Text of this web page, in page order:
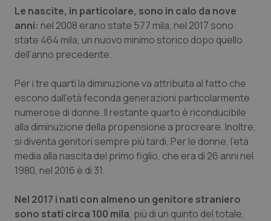
Piemonte
Provincia Autonoma di Bolzano
Provincia Autonoma di Trento
Puglia
Sardegna
Toscana
HIV
Infezioni & Febbre
Ipertensione & Scompenso
Malattie rare
Malattia di Crohn & Rettocolite Ulcerosa
Obesità
Le nascite, in particolare, sono in calo da nove
anni: nel 2008 erano state 577 mila, nel 2017 sono
state 464 mila, un nuovo minimo storico dopo quello
dell’anno precedente.
Per i tre quarti la diminuzione va attribuita al fatto che
escono dall’età feconda generazioni particolarmente
numerose di donne. Il restante quarto è riconducibile
alla diminuzione della propensione a procreare. Inoltre,
si diventa genitori sempre più tardi. Per le donne, l’età
media alla nascita del primo figlio, che era di 26 anni nel
1980, nel 2016 è di 31.
Nel 2017 i nati con almeno un genitore straniero
sono stati circa 100 mila, più di un quinto del totale,